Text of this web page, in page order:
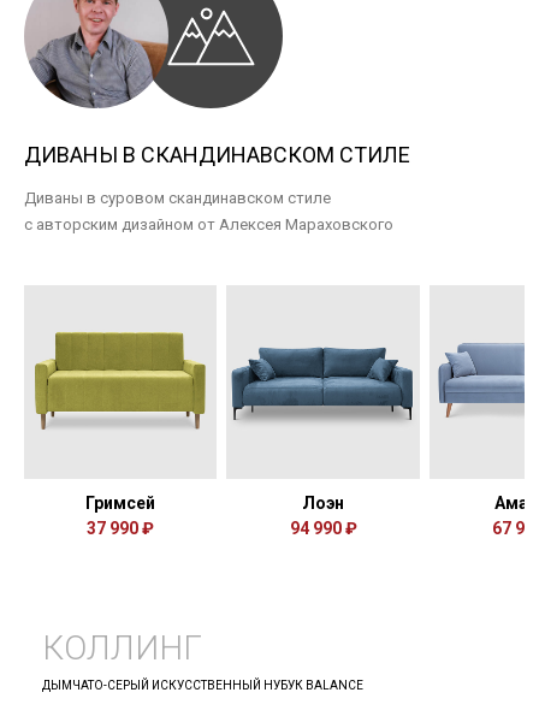
ДИВАНЫ В СКАНДИНАВСКОМ СТИЛЕ
Диваны в суровом скандинавском стиле
с авторским дизайном от Алексея Мараховского
Гримсей
37 990 ₽
Лоэн
94 990 ₽
67
КОЛЛИНГ
ДЫМЧАТО-СЕРЫЙ ИСКУССТВЕННЫЙ НУБУК BALANCE